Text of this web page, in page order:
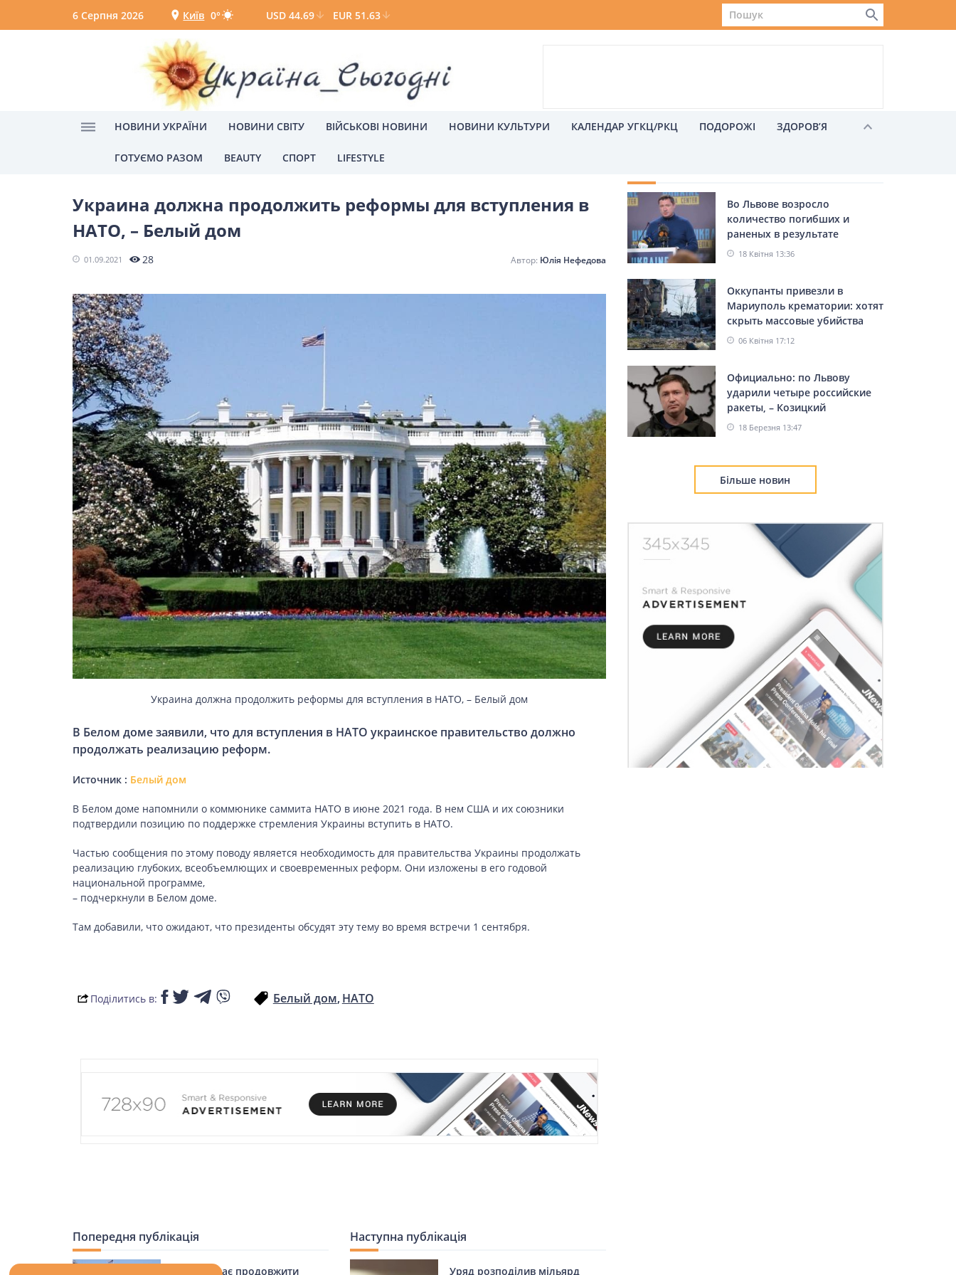
6 Серпня 2026 Київ 0°
Київ
USD 44.69 EUR 51.63
НОВИНИ УКРАЇНИ НОВИНИ СВІТУ ВІЙСЬКОВІ НОВИНИ НОВИНИ КУЛЬТУРИ КАЛЕНДАР УГКЦ/РКЦ ПОДОРОЖІ ЗДОРОВ’Я
ГОТУЄМО РАЗОМ BEAUTY СПОРТ LIFESTYLE
Головні новини Політика Київ Львів
НОВИНИ СВІТУ
ВІЙСЬКОВІ НОВИНИ
НОВИНИ КУЛЬТУРИ
КАЛЕНДАР УГКЦ/РКЦ
Літургійні читання УГКЦ
ПОДОРОЖІ
Подорожі Україною
ГОТУЄМО РАЗОМ
BEAUTY
СПОРТ
Украина должна продолжить реформы для вступления в
НАТО, – Белый дом
01.09.2021 28 Юлія Нефедова
Украина должна продолжить реформы для вступления в НАТО, – Белый дом
В Белом доме заявили, что для вступления в НАТО украинское правительство должно
продолжать реализацию реформ.
Источник : Белый дом
В Белом доме напомнили о коммюнике саммита НАТО в июне 2021 года. В нем США и их союзники
подтвердили позицию по поддержке стремления Украины вступить в НАТО.
Частью сообщения по этому поводу является необходимость для правительства Украины продолжать
реализацию глубоких, всеобъемлющих и своевременных реформ. Они изложены в его годовой
национальной программе,
– подчеркнули в Белом доме.
Там добавили, что ожидают, что президенты обсудят эту тему во время встречи 1 сентября.
Поділитись в: Белый дом НАТО
Во Львове возросло
количество погибших и
раненых в результате
авиаудара – Козицкий
18 Квітня 13:36
Оккупанты привезли в
Мариуполь крематории: хотят
скрыть массовые убийства
06 Квітня 17:12
Официально: по Львову
ударили четыре российские
ракеты, – Козицкий
18 Березня 13:47
Більше новин
Попередня публікація
Україна має продовжити
Наступна публікація
Уряд розподілив мільярд